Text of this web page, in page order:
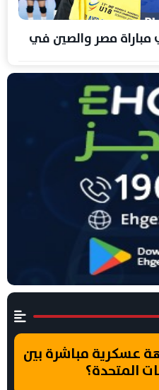
مباراة مصر والصين في
عسكرية مباشرة بين
المتحدة؟